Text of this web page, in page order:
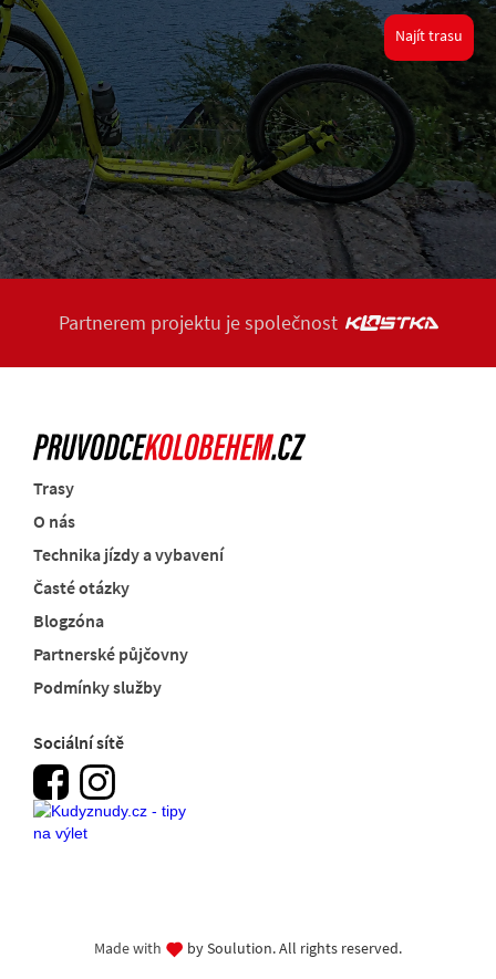
Najít trasu
Partnerem projektu je společnost
Trasy
O nás
Technika jízdy a vybavení
Časté otázky
Blogzóna
Partnerské půjčovny
Podmínky služby
Sociální sítě
Made with by Soulution. All rights reserved.